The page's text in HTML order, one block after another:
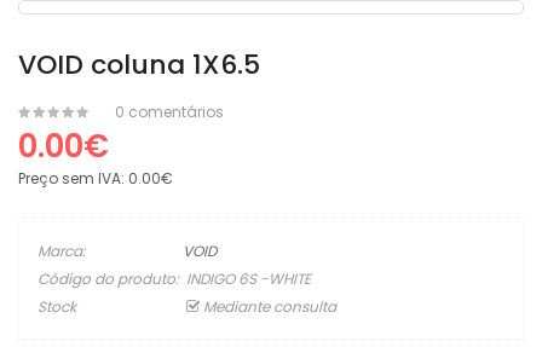
VOID coluna 1X6.5
0 comentários
0.00€
Preço sem IVA: 0.00€
Marca:
VOID
Código do produto: INDIGO 6S -WHITE
Stock
Mediante consulta